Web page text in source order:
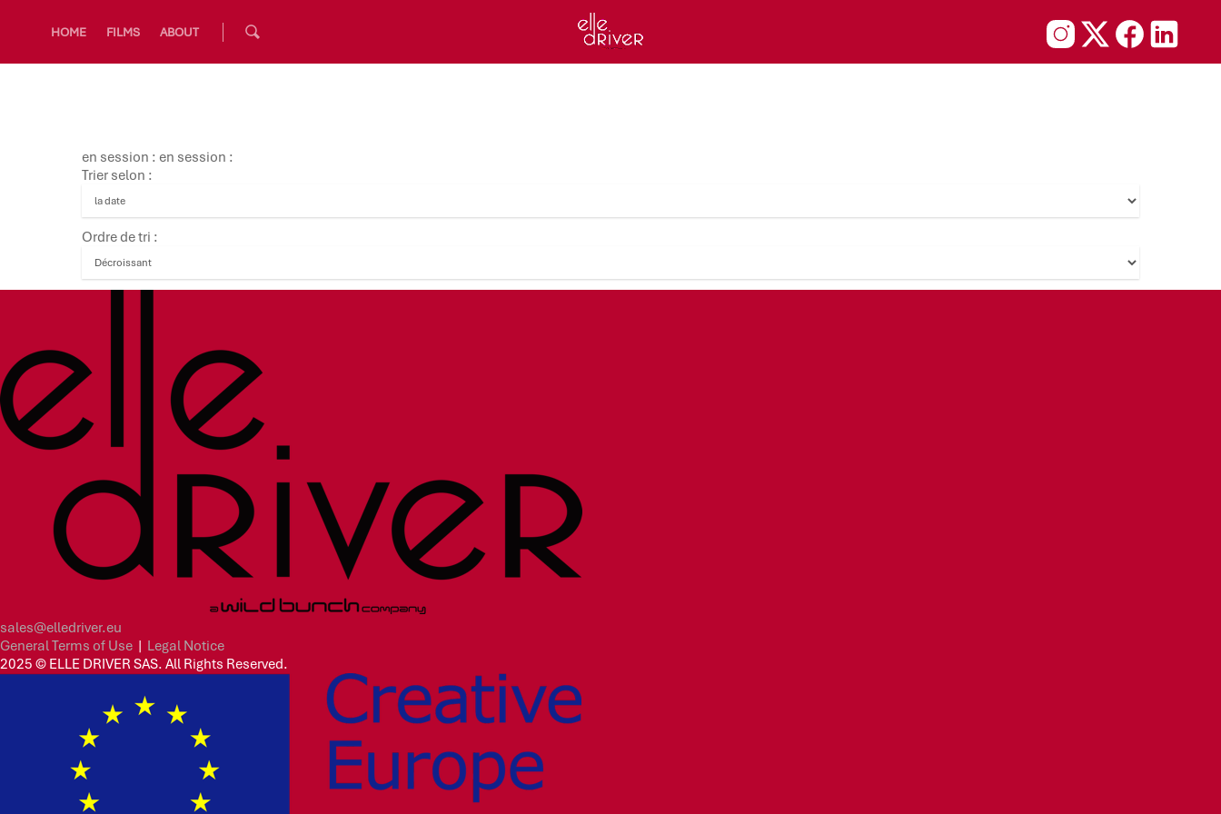
HOME FILMS ABOUT
en session : en session :
Trier selon :
Ordre de tri :
sales@elledriver.eu
General Terms of Use | Legal Notice
2025 © ELLE DRIVER SAS. All Rights Reserved.